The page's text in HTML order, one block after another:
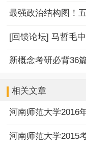
[回馈论坛] 马哲毛
新概念考研必背36
相关文章
河南师范大学2016
河南师范大学2015